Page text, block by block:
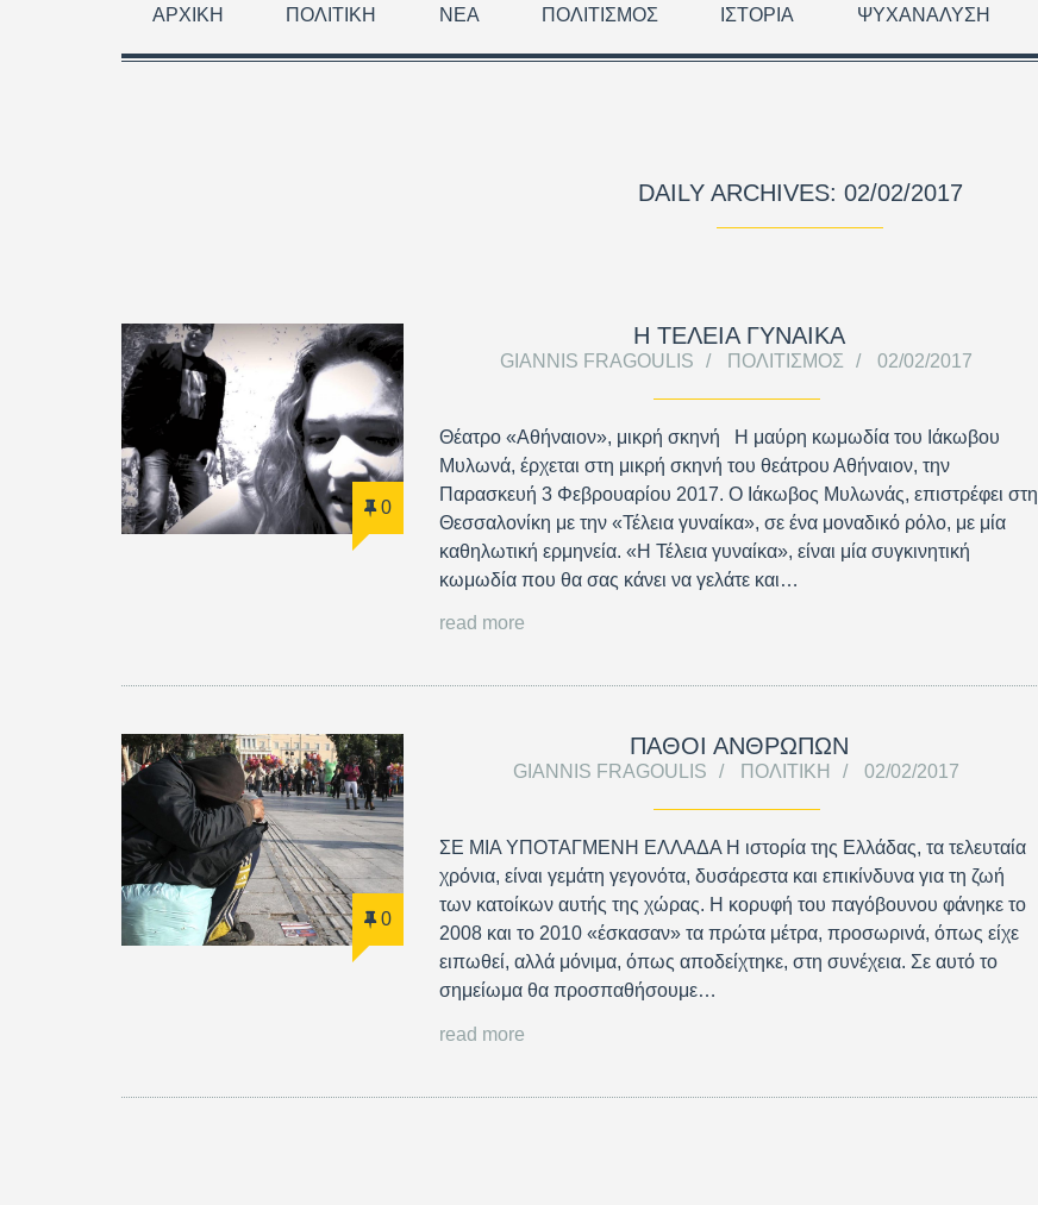
ΑΡΧΙΚΉ ΠΟΛΙΤΙΚΉ ΝΈΑ ΠΟΛΙΤΙΣΜΌΣ ΙΣΤΟΡΊΑ ΨΥΧΑΝΆΛΥΣΗ
DAILY ARCHIVES: 02/02/2017
0
Η ΤΕΛΕΙΑ ΓΥΝΑΙΚΑ
GIANNIS FRAGOULIS ΠΟΛΙΤΙΣΜΌΣ 02/02/2017
Θέατρο «Αθήναιον», μικρή σκηνή Η μαύρη κωμωδία του Ιάκωβου
Μυλωνά, έρχεται στη μικρή σκηνή του θεάτρου Αθήναιον, την
Παρασκευή 3 Φεβρουαρίου 2017. Ο Ιάκωβος Μυλωνάς, επιστρέφει στη
Θεσσαλονίκη με την «Τέλεια γυναίκα», σε ένα μοναδικό ρόλο, με μία
καθηλωτική ερμηνεία. «Η Τέλεια γυναίκα», είναι μία συγκινητική
κωμωδία που θα σας κάνει να γελάτε και…
read more
0
ΠΑΘΟΙ ΑΝΘΡΩΠΩΝ
GIANNIS FRAGOULIS ΠΟΛΙΤΙΚΉ 02/02/2017
ΣΕ ΜΙΑ ΥΠΟΤΑΓΜΕΝΗ ΕΛΛΑΔΑ Η ιστορία της Ελλάδας, τα τελευταία
χρόνια, είναι γεμάτη γεγονότα, δυσάρεστα και επικίνδυνα για τη ζωή
των κατοίκων αυτής της χώρας. Η κορυφή του παγόβουνου φάνηκε το
2008 και το 2010 «έσκασαν» τα πρώτα μέτρα, προσωρινά, όπως είχε
ειπωθεί, αλλά μόνιμα, όπως αποδείχτηκε, στη συνέχεια. Σε αυτό το
σημείωμα θα προσπαθήσουμε…
read more